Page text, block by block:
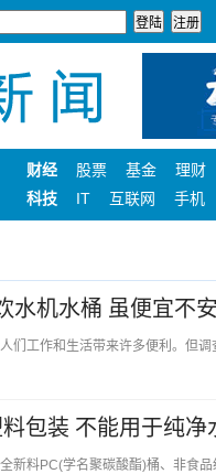
财经 股票 基金
理财
科技
IT 互联网 手机
水机水桶 虽便宜不
们工作和生活带来许多便利。但
包装 不能用于纯净
新料PC(学名聚碳酸酯)桶、非食